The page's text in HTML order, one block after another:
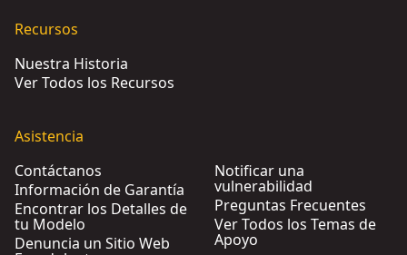
Recursos
Nuestra Historia
Ver Todos los Recursos
Asistencia
Contáctanos
Información de Garantía
Encontrar los Detalles de
tu Modelo
Denuncia un Sitio Web
Notificar una
vulnerabilidad
Preguntas Frecuentes
Ver Todos los Temas de
Apoyo